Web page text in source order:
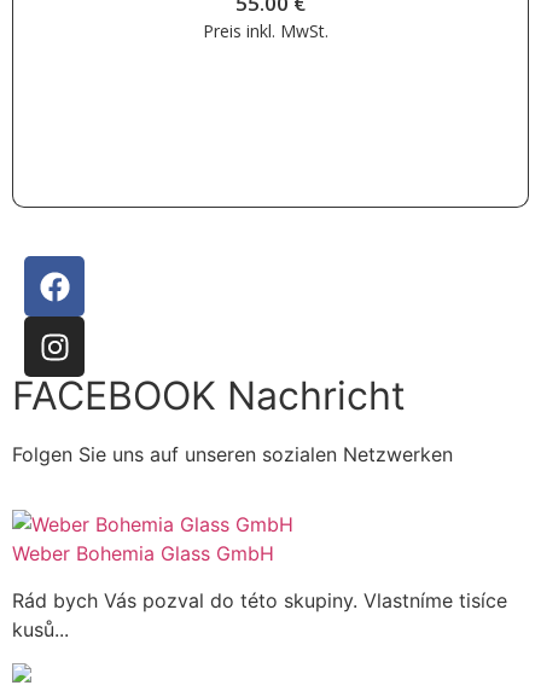
Preis inkl. MwSt.
FACEBOOK Nachricht
Folgen Sie uns auf unseren sozialen Netzwerken
Weber Bohemia Glass GmbH
Rád bych Vás pozval do této skupiny. Vlastníme tisíce
kusů...